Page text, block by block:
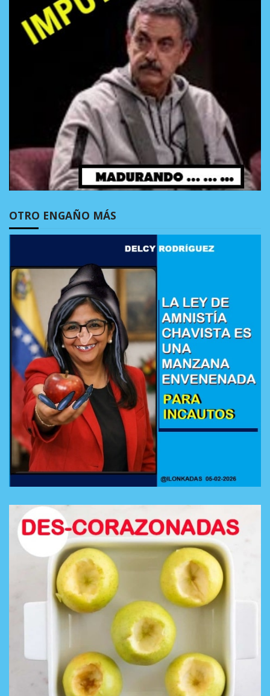
OTRO ENGAÑO MÁS